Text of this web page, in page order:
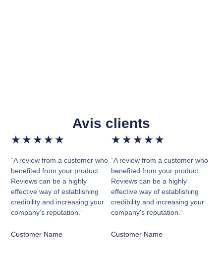
Avis clients
★ ★ ★ ★ ★
“A review from a customer who
benefited from your product.
Reviews can be a highly
effective way of establishing
credibility and increasing your
company's reputation.”
Customer Name
★ ★ ★ ★ ★
“A review from a customer who
benefited from your product.
Reviews can be a highly
effective way of establishing
credibility and increasing your
company's reputation.”
Customer Name